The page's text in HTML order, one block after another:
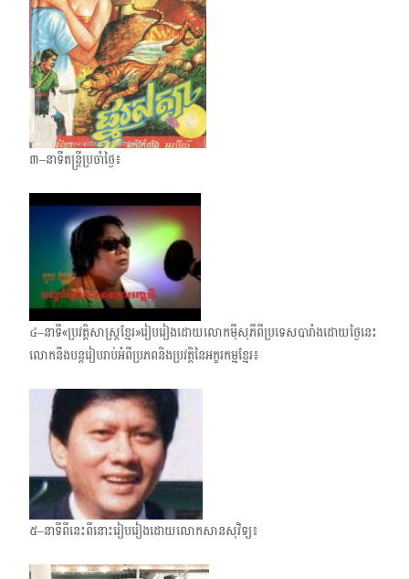
៣–នាទីតន្ត្រីប្រចាំថ្ងៃ៖
៤–នាទី«ប្រវត្តិសាស្ត្រខ្មែរ»រៀបរៀងដោយលោកម៉ីសុភីពីប្រទេសបារាំង​ដោយថ្ងៃនេះ​
លោកនឹងបន្តរៀប​រាប់អំពីប្រភពនិងប្រវត្តិនៃអក្ខរកម្មខ្មែរ៖
៥–នាទីពីនេះពីនោះរៀបរៀងដោយលោកសានសុវិទ្យ៖